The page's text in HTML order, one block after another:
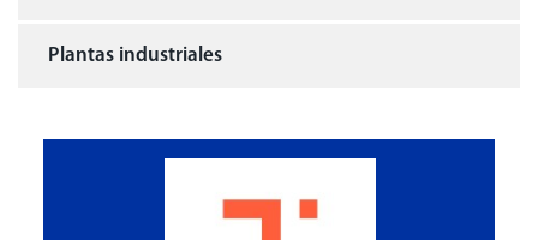
Plantas industriales